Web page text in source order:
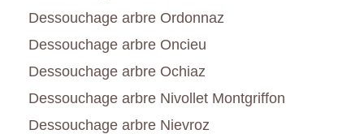
Dessouchage arbre Ordonnaz
Dessouchage arbre Oncieu
Dessouchage arbre Ochiaz
Dessouchage arbre Nivollet Montgriffon
Dessouchage arbre Nievroz